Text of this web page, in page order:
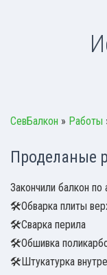
СевБалкон » Работы
Проделаные
Закончили балкон
🛠Обварка плиты
🛠Сварка перила
🛠Обшивка
🛠Штукатурка